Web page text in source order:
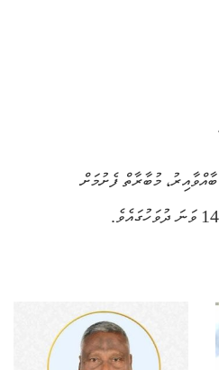
މުބާރާތް ފެށުމަށް